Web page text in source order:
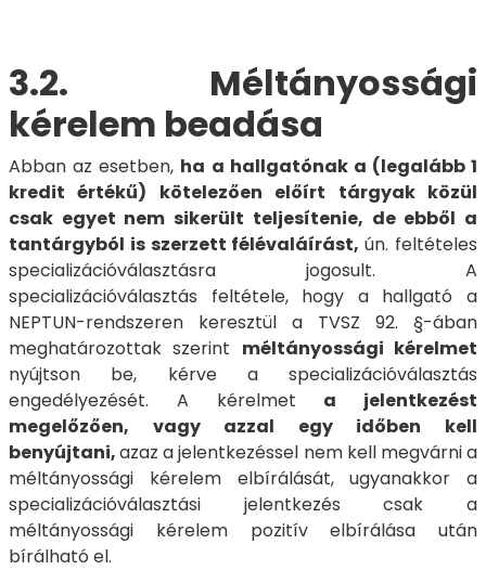
3.2. Méltányossági
kérelem beadása
Abban az esetben, ha a hallgatónak a (legalább 1
kredit értékű) kötelezően előírt tárgyak közül
csak egyet nem sikerült teljesítenie, de ebből a
tantárgyból is szerzett félévaláírást,ún. feltételes
specializációválasztásra jogosult. A
specializációválasztás feltétele, hogy a hallgató a
NEPTUN-rendszeren keresztül a TVSZ 92. §-ában
meghatározottak szerint méltányossági kérelmet
nyújtson be, kérve a specializációválasztás
engedélyezését. A kérelmet a jelentkezést
megelőzően, vagy azzal egy időben kell
benyújtani,azaz a jelentkezéssel nem kell megvárni a
méltányossági kérelem elbírálását, ugyanakkor a
specializációválasztási jelentkezés csak a
méltányossági kérelem pozitív elbírálása után
bírálható el.